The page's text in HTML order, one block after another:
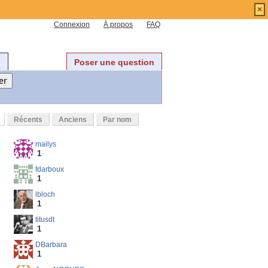
Connexion À propos FAQ
Poser une question
Récents Anciens Par nom
mailys
1
fdarboux
1
lbloch
1
titusdt
1
DBarbara
1
×